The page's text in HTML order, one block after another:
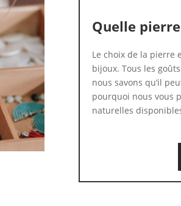
Quelle
Le choix de la pierre
bijoux. Tous les
nous savons qu’il
pourquoi nous vous
naturelles